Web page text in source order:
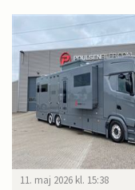
11. maj 2026 kl. 15:38